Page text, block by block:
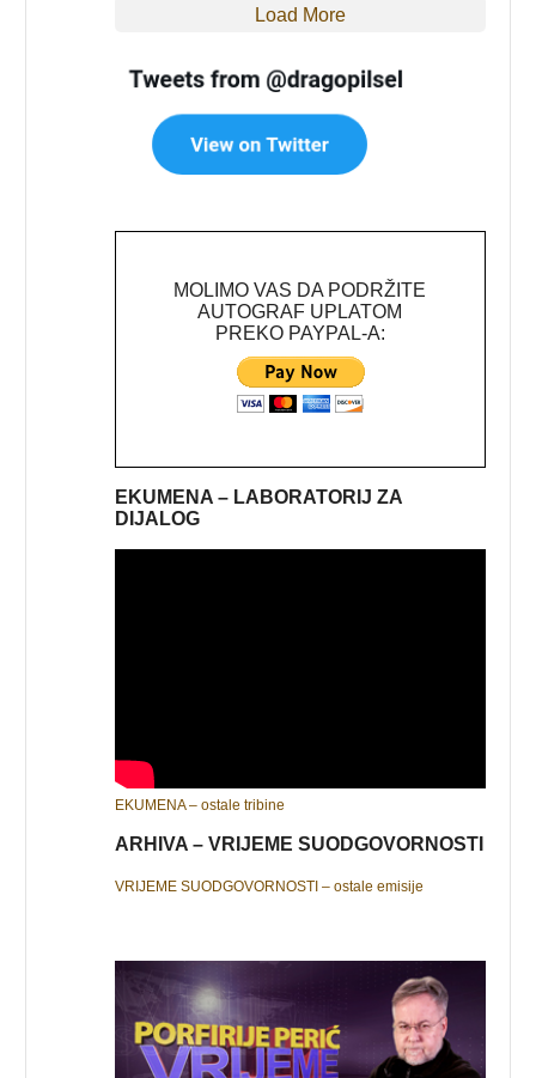
Load More
MOLIMO VAS DA PODRŽITE
AUTOGRAF UPLATOM
PREKO PAYPAL-A:
EKUMENA – LABORATORIJ ZA
DIJALOG
EKUMENA – ostale tribine
ARHIVA – VRIJEME SUODGOVORNOSTI
VRIJEME SUODGOVORNOSTI – ostale emisije